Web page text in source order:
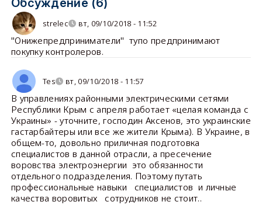
Обсуждение (6)
strelec вт, 09/10/2018 - 11:52
"Онижепредприниматели" тупо предпринимают
покупку контролеров.
Tes вт, 09/10/2018 - 11:57
В управлениях районными электрическими сетями
Республики Крым с апреля работает «целая команда с
Украины» - уточните, господин Аксенов, это украинские
гастарбайтеры или все же жители Крыма). В Украине, в
общем-то, довольно приличная подготовка
специалистов в данной отрасли, а пресечение
воровства электроэнергии это обязанности
отдельного подразделения. Поэтому путать
профессиональные навыки специалистов и личные
качества воровитых сотрудников не стоит..